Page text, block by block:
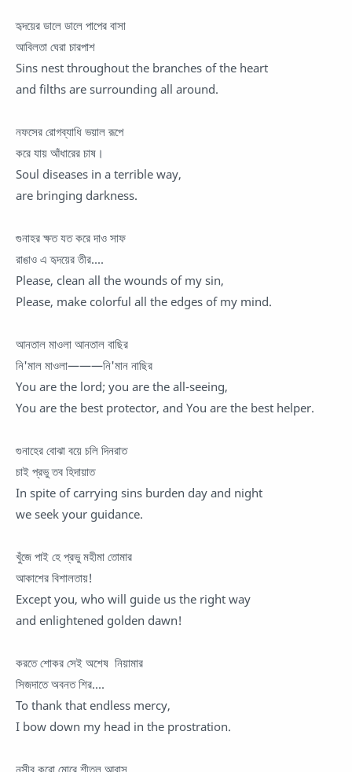
হৃদয়ের ডালে ডালে পাপের বাসা
আবিলতা ঘেরা চারপাশ
Sins nest throughout the branches of the heart
and filths are surrounding all around.
নফসের রোগব্যাধি ভয়াল রূপে
করে যায় আঁধারের চাষ।
Soul diseases in a terrible way,
are bringing darkness.
গুনাহর ক্ষত যত করে দাও সাফ
রাঙাও এ হৃদয়ের তীর....
Please, clean all the wounds of my sin,
Please, make colorful all the edges of my mind.
আনতাল মাওলা আনতাল বাছির
নি'মাল মাওলা———নি'মান নাছির
You are the lord; you are the all-seeing,
You are the best protector, and You are the best helper.
গুনাহের বোঝা বয়ে চলি দিনরাত
চাই প্রভু তব হিদায়াত
In spite of carrying sins burden day and night
we seek your guidance.
খুঁজে পাই হে প্রভু মহীমা তোমার
আকাশের বিশালতায়!
Except you, who will guide us the right way
and enlightened golden dawn!
করতে শোকর সেই অশেষ নিয়ামার
সিজদাতে অবনত শির....
To thank that endless mercy,
I bow down my head in the prostration.
নসীব করো মোরে শীতল আবাস